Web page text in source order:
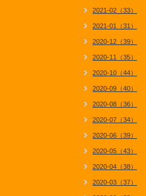
2021-02（33）
2021-01（31）
2020-12（39）
2020-11（35）
2020-10（44）
2020-09（40）
2020-08（36）
2020-07（34）
2020-06（39）
2020-05（43）
2020-04（38）
2020-03（37）